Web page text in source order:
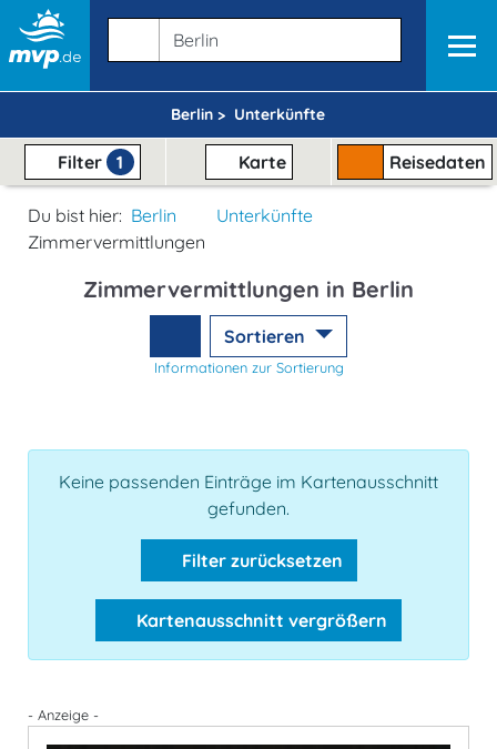
Berlin > Unterkünfte
Filter 1 Karte Reisedaten
Du bist hier: Berlin
Unterkünfte
Zimmervermittlungen
Zimmervermittlungen in Berlin
Sortieren
Informationen zur Sortierung
Keine passenden Einträge im Kartenausschnitt
gefunden.
Filter zurücksetzen
Kartenausschnitt vergrößern
- Anzeige -